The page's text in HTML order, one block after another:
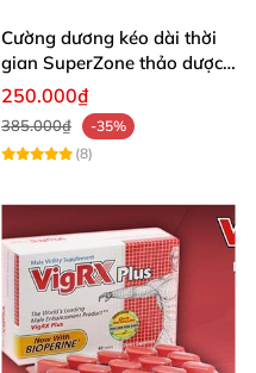
Cường dương kéo dài thời
gian SuperZone thảo dược
tăng sức bền
250.000₫
385.000₫
-35%
(8)